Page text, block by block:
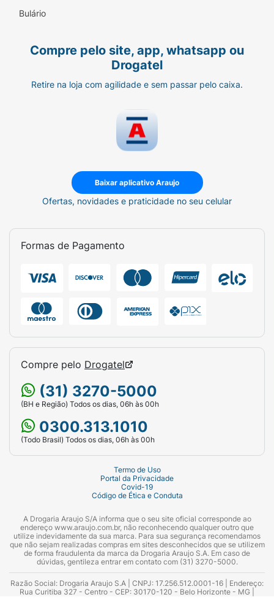
Bulário
Compre pelo site, app, whatsapp ou
Drogatel
Retire na loja com agilidade e sem passar pelo caixa.
Baixar aplicativo Araujo
Ofertas, novidades e praticidade no seu celular
Formas de Pagamento
Compre pelo Drogatel
(31) 3270-5000
(BH e Região) Todos os dias, 06h às 00h
0300.313.1010
(Todo Brasil) Todos os dias, 06h às 00h
Termo de Uso
Portal da Privacidade
Covid-19
Código de Ética e Conduta
A Drogaria Araujo S/A informa que o seu site oficial corresponde ao
endereço www.araujo.com.br, não reconhecendo qualquer outro que
utilize indevidamente da sua marca. Para sua segurança recomendamos
que não sejam realizadas compras em sites desconhecidos que se utilizem
de forma fraudulenta da marca da Drogaria Araujo S.A. Em caso de
dúvidas, gentileza entrar em contato com (31) 3270-5000.
Razão Social: Drogaria Araujo S.A | CNPJ: 17.256.512.0001-16 | Endereço:
Rua Curitiba 327 - Centro - CEP: 30170-120 - Belo Horizonte - MG |